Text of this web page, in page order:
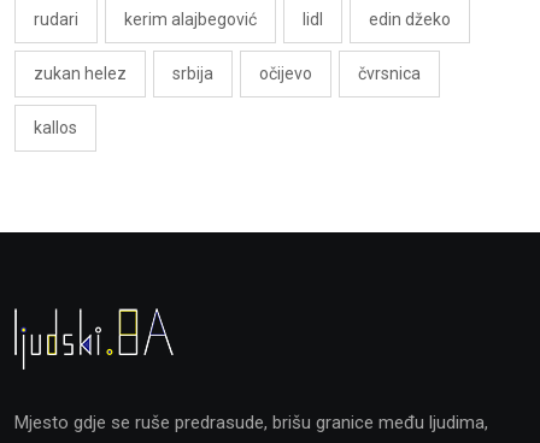
rudari kerim alajbegović lidl edin džeko
zukan helez srbija očijevo čvrsnica
kallos
Mjesto gdje se ruše predrasude, brišu granice među ljudima,